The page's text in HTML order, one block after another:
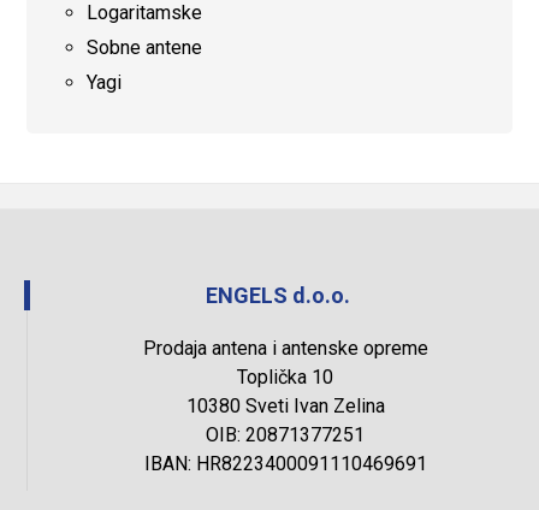
Logaritamske
Sobne antene
Yagi
ENGELS d.o.o.
Prodaja antena i antenske opreme
Toplička 10
10380 Sveti Ivan Zelina
OIB: 20871377251
IBAN: HR8223400091110469691